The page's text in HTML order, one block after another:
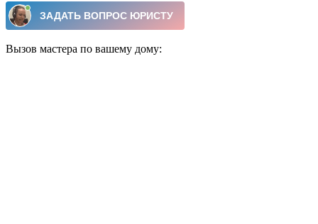
Вызов мастера по вашему дому: